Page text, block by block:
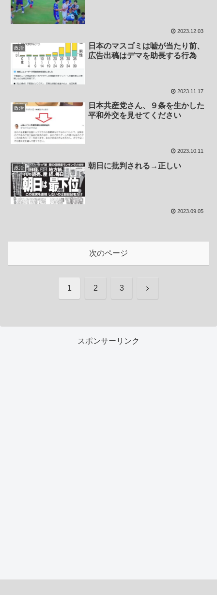
2023.12.03
政治
日本のマスゴミは嘘が当たり前、
広告出稿はデマを助長する行為
2023.11.17
政治
日本共産党さん、９条を生かした
平和外交を見せてください
2023.10.11
政治 朝日に批判される→正しい
2023.09.05
次のページ
1 2 3 次
スポンサーリンク